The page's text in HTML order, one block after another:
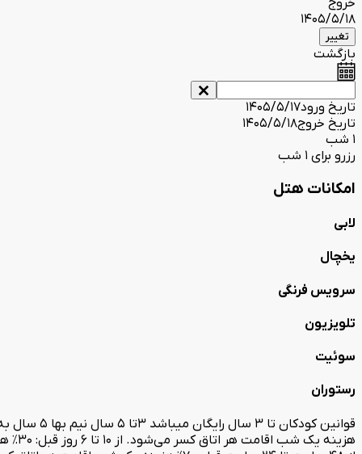
1405/5/18
تغییر
بازگشت
تاریخ ورود1405/5/17
تاریخ خروج1405/5/18
1 شب
رزرو برای 1 شب
امکانات هتل
لابی
یخچال
سرویس فرنگی
تلویزیون
سوئیت
رستوران